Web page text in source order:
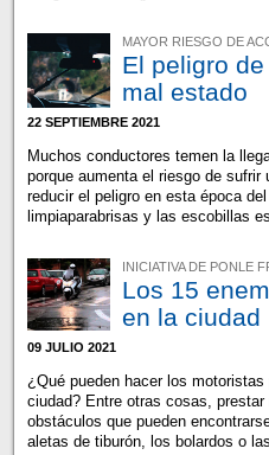
MAYOR RIESGO DE
El peligro
mal estado
22 SEPTIEMBRE 2021
Muchos conductores temen la
porque aumenta el riesgo de
reducir el peligro en esta época
limpiaparabrisas y las escobillas
INICIATIVA DE PONLE
Los 15
en la ciudad
09 JULIO 2021
¿Qué pueden hacer los
ciudad? Entre otras cosas,
obstáculos que pueden
aletas de tiburón, los bolardos o